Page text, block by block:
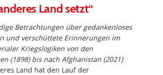
Land setzt“
Betrachtungen über gedankenloses
und verschüttete Erinnerungen im
Kriegslogiken von den
(1898) bis nach Afghanistan (2021)
Land hat den Lauf der